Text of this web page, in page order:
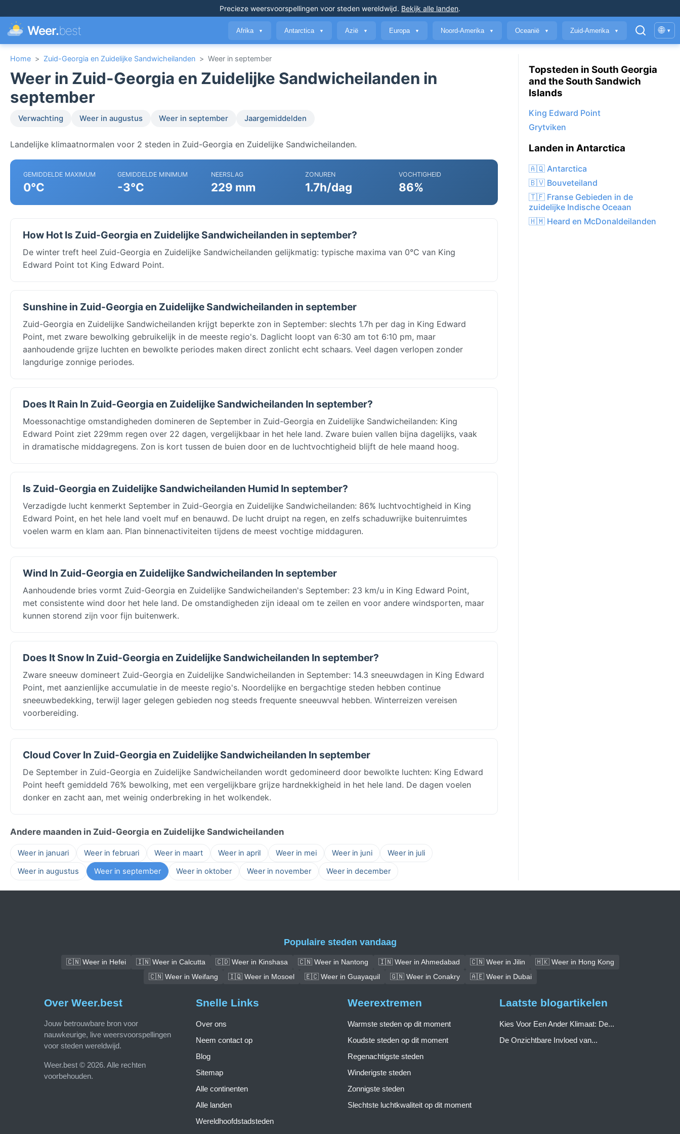
Precieze weersvoorspellingen voor steden wereldwijd. Bekijk alle landen.
Weer.best Afrika ▼ Antarctica ▼ Azië ▼ Europa ▼ Noord-Amerika ▼ Oceanië ▼ Zuid-Amerika ▼ 🌐 ▾
Home > Zuid-Georgia en Zuidelijke Sandwicheilanden > Weer in september
Weer in Zuid-Georgia en Zuidelijke Sandwicheilanden in
september
Verwachting Weer in augustus Weer in september Jaargemiddelden
Landelijke klimaatnormalen voor 2 steden in Zuid-Georgia en Zuidelijke Sandwicheilanden.
GEMIDDELDE MAXIMUM
0°C
GEMIDDELDE MINIMUM
-3°C
NEERSLAG
229 mm
ZONUREN
1.7h/dag
VOCHTIGHEID
86%
How Hot Is Zuid-Georgia en Zuidelijke Sandwicheilanden in september?
De winter treft heel Zuid-Georgia en Zuidelijke Sandwicheilanden gelijkmatig: typische maxima van 0°C van King
Edward Point tot King Edward Point.
Sunshine in Zuid-Georgia en Zuidelijke Sandwicheilanden in september
Zuid-Georgia en Zuidelijke Sandwicheilanden krijgt beperkte zon in September: slechts 1.7h per dag in King Edward
Point, met zware bewolking gebruikelijk in de meeste regio's. Daglicht loopt van 6:30 am tot 6:10 pm, maar
aanhoudende grijze luchten en bewolkte periodes maken direct zonlicht echt schaars. Veel dagen verlopen zonder
langdurige zonnige periodes.
Does It Rain In Zuid-Georgia en Zuidelijke Sandwicheilanden In september?
Moessonachtige omstandigheden domineren de September in Zuid-Georgia en Zuidelijke Sandwicheilanden: King
Edward Point ziet 229mm regen over 22 dagen, vergelijkbaar in het hele land. Zware buien vallen bijna dagelijks, vaak
in dramatische middagregens. Zon is kort tussen de buien door en de luchtvochtigheid blijft de hele maand hoog.
Is Zuid-Georgia en Zuidelijke Sandwicheilanden Humid In september?
Verzadigde lucht kenmerkt September in Zuid-Georgia en Zuidelijke Sandwicheilanden: 86% luchtvochtigheid in King
Edward Point, en het hele land voelt muf en benauwd. De lucht druipt na regen, en zelfs schaduwrijke buitenruimtes
voelen warm en klam aan. Plan binnenactiviteiten tijdens de meest vochtige middaguren.
Wind In Zuid-Georgia en Zuidelijke Sandwicheilanden In september
Aanhoudende bries vormt Zuid-Georgia en Zuidelijke Sandwicheilanden's September: 23 km/u in King Edward Point,
met consistente wind door het hele land. De omstandigheden zijn ideaal om te zeilen en voor andere windsporten, maar
kunnen storend zijn voor fijn buitenwerk.
Does It Snow In Zuid-Georgia en Zuidelijke Sandwicheilanden In september?
Zware sneeuw domineert Zuid-Georgia en Zuidelijke Sandwicheilanden in September: 14.3 sneeuwdagen in King Edward
Point, met aanzienlijke accumulatie in de meeste regio's. Noordelijke en bergachtige steden hebben continue
sneeuwbedekking, terwijl lager gelegen gebieden nog steeds frequente sneeuwval hebben. Winterreizen vereisen
voorbereiding.
Cloud Cover In Zuid-Georgia en Zuidelijke Sandwicheilanden In september
De September in Zuid-Georgia en Zuidelijke Sandwicheilanden wordt gedomineerd door bewolkte luchten: King Edward
Point heeft gemiddeld 76% bewolking, met een vergelijkbare grijze hardnekkigheid in het hele land. De dagen voelen
donker en zacht aan, met weinig onderbreking in het wolkendek.
Andere maanden in Zuid-Georgia en Zuidelijke Sandwicheilanden
Weer in januari Weer in februari Weer in maart Weer in april Weer in mei Weer in juni
Weer in juli
Weer in augustus
Weer in september Weer in oktober Weer in november Weer in december
Topsteden in South Georgia
and the South Sandwich
Islands
King Edward Point
Grytviken
Landen in Antarctica
🇦🇶 Antarctica
🇧🇻 Bouveteiland
🇹🇫 Franse Gebieden in de
zuidelijke Indische Oceaan
🇭🇲 Heard en McDonaldeilanden
Populaire steden vandaag
🇨🇳 Weer in Hefei 🇮🇳 Weer in Calcutta 🇨🇩 Weer in Kinshasa 🇨🇳 Weer in Nantong 🇮🇳 Weer in Ahmedabad 🇨🇳 Weer in Jilin
🇭🇰 Weer in Hong Kong
🇨🇳 Weer in Weifang
🇮🇶 Weer in Mosoel 🇪🇨 Weer in Guayaquil 🇬🇳 Weer in Conakry 🇦🇪 Weer in Dubai
Over Weer.best
Jouw betrouwbare bron voor
nauwkeurige, live weersvoorspellingen
voor steden wereldwijd.
Weer.best © 2026. Alle rechten
voorbehouden.
Snelle Links
Over ons
Neem contact op
Blog
Sitemap
Alle continenten
Alle landen
Wereldhoofdstadsteden
Weerextremen
Warmste steden op dit moment
Koudste steden op dit moment
Regenachtigste steden
Winderigste steden
Zonnigste steden
Slechtste luchtkwaliteit op dit moment
Laatste blogartikelen
Kies Voor Een Ander Klimaat: De...
De Onzichtbare Invloed van...